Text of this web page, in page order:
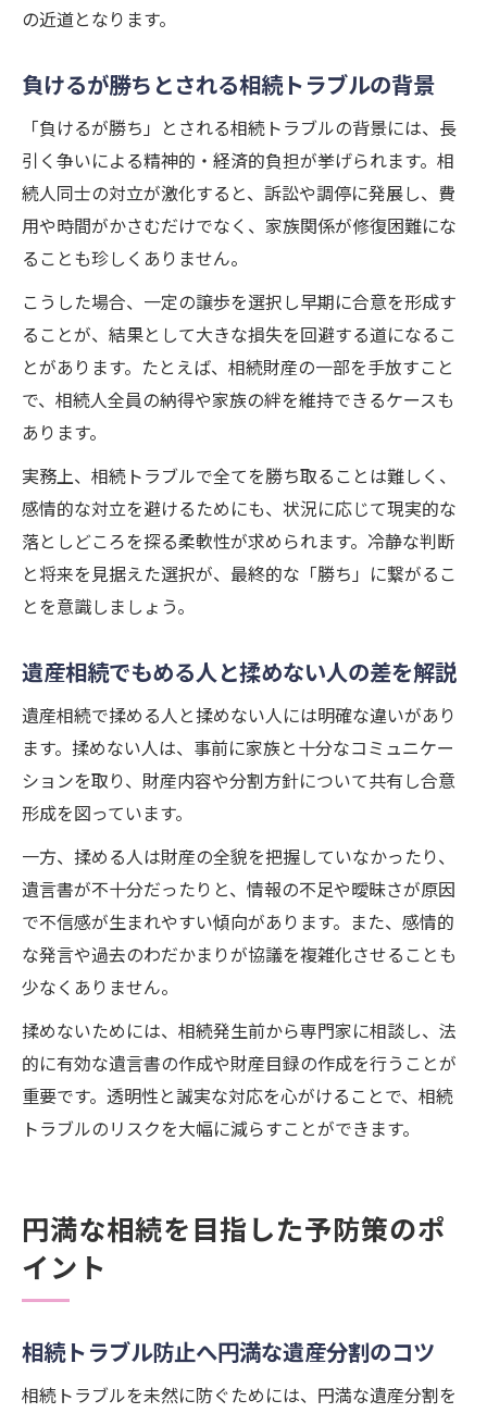
の近道となります。
負けるが勝ちとされる相続トラブルの背景
「負けるが勝ち」とされる相続トラブルの背景には、長
引く争いによる精神的・経済的負担が挙げられます。相
続人同士の対立が激化すると、訴訟や調停に発展し、費
用や時間がかさむだけでなく、家族関係が修復困難にな
ることも珍しくありません。
こうした場合、一定の譲歩を選択し早期に合意を形成す
ることが、結果として大きな損失を回避する道になるこ
とがあります。たとえば、相続財産の一部を手放すこと
で、相続人全員の納得や家族の絆を維持できるケースも
あります。
実務上、相続トラブルで全てを勝ち取ることは難しく、
感情的な対立を避けるためにも、状況に応じて現実的な
落としどころを探る柔軟性が求められます。冷静な判断
と将来を見据えた選択が、最終的な「勝ち」に繋がるこ
とを意識しましょう。
遺産相続でもめる人と揉めない人の差を解説
遺産相続で揉める人と揉めない人には明確な違いがあり
ます。揉めない人は、事前に家族と十分なコミュニケー
ションを取り、財産内容や分割方針について共有し合意
形成を図っています。
一方、揉める人は財産の全貌を把握していなかったり、
遺言書が不十分だったりと、情報の不足や曖昧さが原因
で不信感が生まれやすい傾向があります。また、感情的
な発言や過去のわだかまりが協議を複雑化させることも
少なくありません。
揉めないためには、相続発生前から専門家に相談し、法
的に有効な遺言書の作成や財産目録の作成を行うことが
重要です。透明性と誠実な対応を心がけることで、相続
トラブルのリスクを大幅に減らすことができます。
円満な相続を目指した予防策のポ
イント
相続トラブル防止へ円満な遺産分割のコツ
相続トラブルを未然に防ぐためには、円満な遺産分割を